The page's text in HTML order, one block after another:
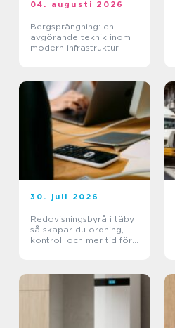
04. augusti 2026
Bergsprängning: en
avgörande teknik inom
modern infrastruktur
30. juli 2026
Redovisningsbyrå i täby
så skapar du ordning,
kontroll och mer tid för